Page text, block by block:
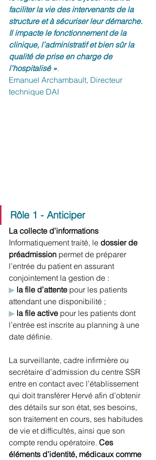
faciliter la vie des intervenants de la
structure et à sécuriser leur démarche.
Il impacte le fonctionnement de la
clinique, l’administratif et bien sûr la
qualité de prise en charge de
l’hospitalisé ».
Emanuel Archambault, Directeur
technique DAI
Rôle 1 - Anticiper
La collecte d’informations
Informatiquement traité, le dossier de
préadmission permet de préparer
l’entrée du patient en assurant
conjointement la gestion de :
▶ la file d’attente pour les patients
attendant une disponibilité ;
▶ la file active pour les patients dont
l’entrée est inscrite au planning à une
date définie.
La surveillante, cadre infirmière ou
secrétaire d’admission du centre SSR
entre en contact avec l’établissement
qui doit transférer Hervé afin d’obtenir
des détails sur son état, ses besoins,
son traitement en cours, ses habitudes
de vie et difficultés, ainsi que son
compte rendu opératoire. Ces
éléments d’identité, médicaux comme